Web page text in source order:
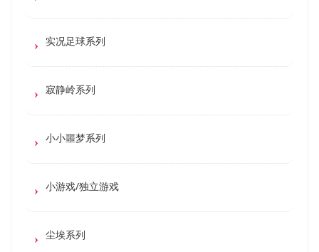
实况足球系列
寂静岭系列
小小噩梦系列
小游戏/独立游戏
尘埃系列